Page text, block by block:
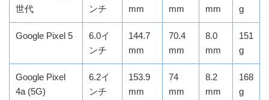
世代
ンチ
mm
mm
mm
g
Google Pixel 5
6.0イ
ンチ
144.7
mm
70.4
mm
8.0
mm
151
g
Google Pixel
4a (5G)
6.2イ
ンチ
153.9
mm
74
mm
8.2
mm
168
g